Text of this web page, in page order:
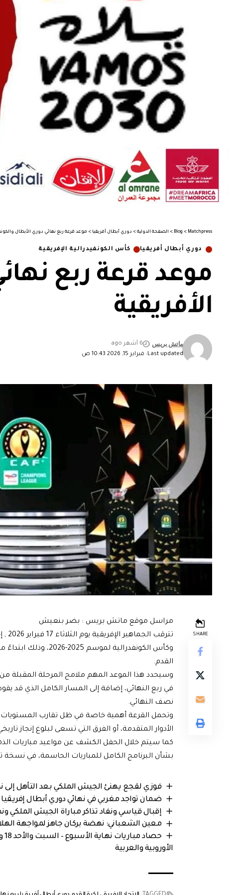
Matchpress
>
Blog
> الصفحة الدولية > دوري أبطال أفريقيا > موعد قرعة ربع نهائي دوري الأبطال
دوري أبطال أفريقيا كأس الكونفيدرالية الإفريقية
موعد قرعة ربع
الأفريقية
Last updated: فبراير 15, 2026 10:43 ص
ماتش بريس
6 أشهر ago
SHARE
مراسل موقع ماتش بريس : بضر بنعيش
وكأس الكونفدرالية
القدم.
وسيحدد هذا الموعد المهم ملامح المرحلة المقبلة
في ربع النهائي، إضافة إلى المسار الكامل الذي قد
نصف النهائي.
وتحمل القرعة أهمية خاصة في ظل تقارب المستويات
الأدوار المتقدمة، أو الفرق التي تسعى لبلوغ إنجاز
كما سيتم خلال الحفل الكشف عن مواعيد مباريات
بشأن البرنامج الكامل للمباريات الحاسمة، في نسخة
فوزي لقجع يهنئ الجيش الملكي بعد التأهل إلى
ضمان تواجد مغربي في نهائي دوري أبطال
إقبال قياسي ونفاد تذاكر مباراة الجيش
معين الشعباني: نهضة بركان جاهز لمواجهة
الأوروبية والعربية